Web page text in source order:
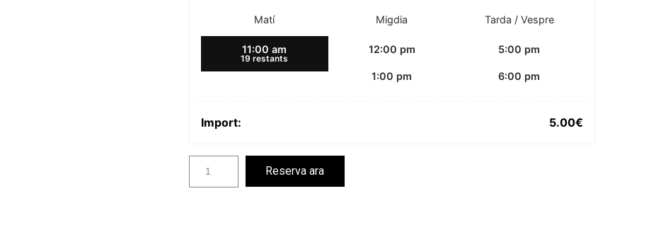
Matí
11:00 am
19 restants
Migdia
12:00 pm
1:00 pm
Tarda / Vespre
5:00 pm
6:00 pm
Import: 5.00€
Reserva ara